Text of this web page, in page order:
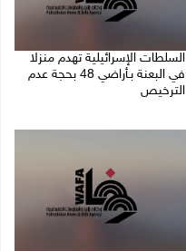
السلطات الإسرائيلية تهدم منزلا
في البعنة بـأراضي 48 بحجة عدم
الترخيص